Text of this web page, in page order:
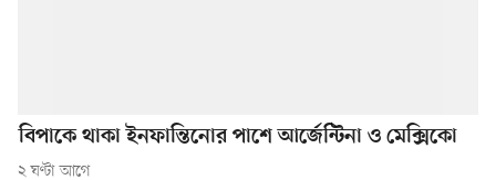
বিপাকে থাকা ইনফান্তিনোর পাশে আর্জেন্টিনা ও মেক্সিকো
২ ঘণ্টা আগে